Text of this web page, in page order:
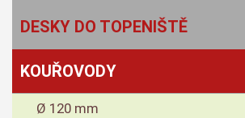
DESKY DO TOPENIŠTĚ
KOUŘOVODY
Ø 120 mm